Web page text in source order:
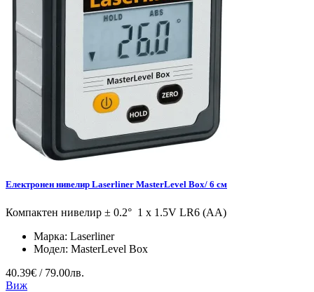
Eлектронен нивелир Laserliner MasterLevel Box/ 6 см
Компактен нивелир ± 0.2° 1 x 1.5V LR6 (AA)
Марка: Laserliner
Модел: MasterLevel Box
40.39€ / 79.00лв.
Виж